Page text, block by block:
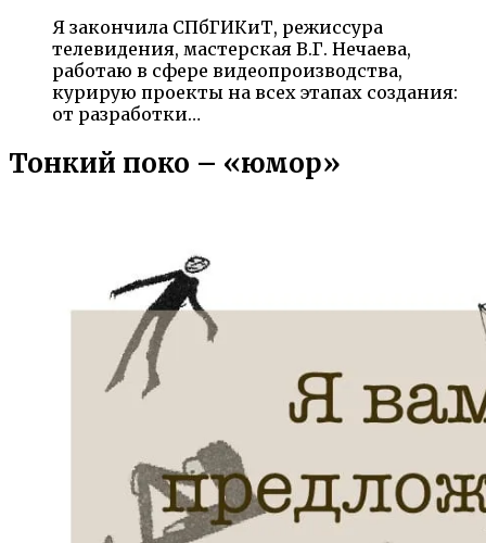
Я закончила СПбГИКиТ, режиссура
телевидения, мастерская В.Г. Нечаева,
работаю в сфере видеопроизводства,
курирую проекты на всех этапах создания:
от разработки…
Тонкий поко – «юмор»